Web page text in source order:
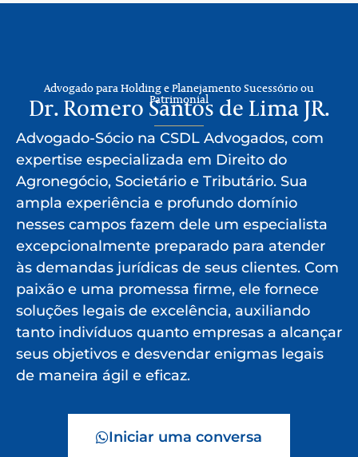
Advogado para Holding e Planejamento Sucessório ou
Patrimonial
Dr. Romero Santos de Lima JR.
Advogado-Sócio na CSDL Advogados, com
expertise especializada em Direito do
Agronegócio, Societário e Tributário. Sua
ampla experiência e profundo domínio
nesses campos fazem dele um especialista
excepcionalmente preparado para atender
às demandas jurídicas de seus clientes. Com
paixão e uma promessa firme, ele fornece
soluções legais de excelência, auxiliando
tanto indivíduos quanto empresas a alcançar
seus objetivos e desvendar enigmas legais
de maneira ágil e eficaz.
Iniciar uma conversa